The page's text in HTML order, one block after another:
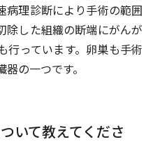
病理診断により⼿術の範囲
除した組織の断端にがんが
⾏っています。卵巣も⼿術
の⼀つです。
いて教えてくださ